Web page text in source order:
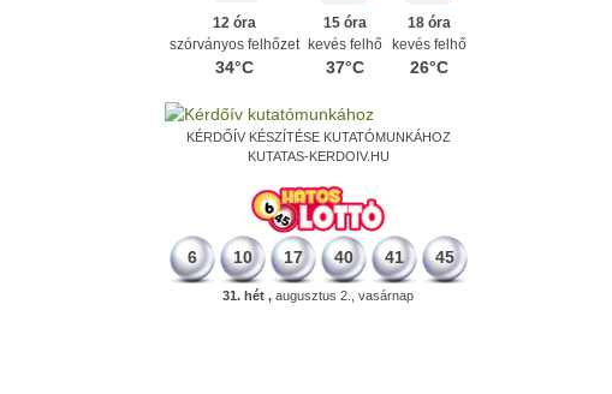
12 óra
szórványos felhőzet
34°C
15 óra
kevés felhő
37°C
18 óra
kevés felhő
26°C
KÉRDŐÍV KÉSZÍTÉSE KUTATÓMUNKÁHOZ
KUTATAS-KERDOIV.HU
6 10 17 40 41 45
31. hét , augusztus 2., vasárnap